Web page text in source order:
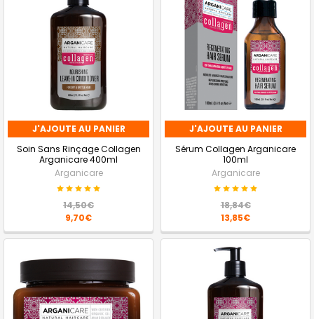
J'AJOUTE AU PANIER
Soin Sans Rinçage Collagen
Arganicare 400ml
Arganicare
14,50€
9,70€
J'AJOUTE AU PANIER
Sérum Collagen Arganicare
100ml
Arganicare
18,84€
13,85€